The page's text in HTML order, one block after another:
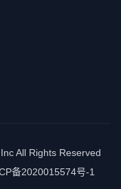
All Rights Reserved
备2020015574号-1